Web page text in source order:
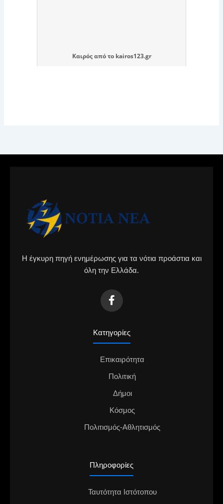
Καιρόςαπό το kairos123.gr
Η έγκυρη πηγή ενημέρωσης για τα νότια προάστια και
όλη την Ελλάδα.
Κατηγορίες
Επικαιρότητα
Πολιτική
Δήμοι
Κόσμος
Πολιτισμός-Αθλητισμός
Πληροφορίες
Ταυτότητα Ιστότοπου